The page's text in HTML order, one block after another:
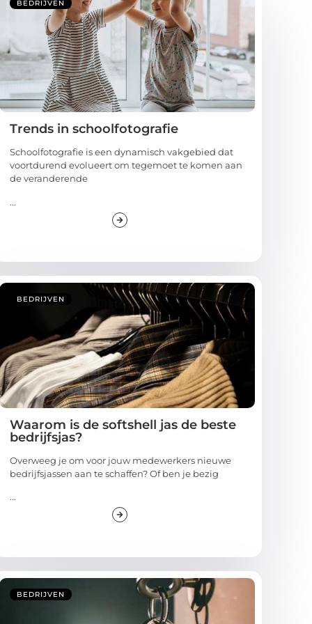
BEDRIJVEN
Trends in schoolfotografie
Schoolfotografie is een dynamisch vakgebied dat
voortdurend evolueert om tegemoet te komen aan
de veranderende
...
BEDRIJVEN
Waarom is de softshell jas de beste
bedrijfsjas?
Overweeg je om voor jouw medewerkers nieuwe
bedrijfsjassen aan te schaffen? Of ben je bezig
...
BEDRIJVEN